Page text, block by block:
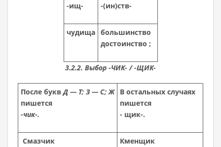
-ищ- -(ин)ств-
чудища
большинство
достоинство ;
3.2.2. Выбор -ЧИК- / -ЩИК-
После буквД — Т; З — С; Ж
пишется
-чик-.
В остальных случаях
пишется
- щик-.
Смазчик
Кменщик